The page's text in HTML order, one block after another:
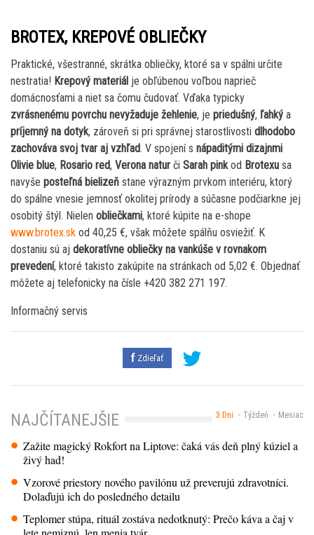
BROTEX, KREPOVÉ OBLIEČKY
Praktické, všestranné, skrátka obliečky, ktoré sa v spálni určite
nestratia! Krepový materiál je obľúbenou voľbou naprieč
domácnosťami a niet sa čomu čudovať. Vďaka typicky
zvrásnenému povrchu nevyžaduje žehlenie, je priedušný, ľahký a
príjemný na dotyk, zároveň si pri správnej starostlivosti dlhodobo
zachováva svoj tvar aj vzhľad. V spojení s nápaditými dizajnmi
Olivie blue, Rosario red, Verona natur či Sarah pink od Brotexu sa
navyše posteľná bielizeň stane výrazným prvkom interiéru, ktorý
do spálne vnesie jemnosť okolitej prírody a súčasne podčiarkne jej
osobitý štýl. Nielen obliečkami, ktoré kúpite na e-shope
www.brotex.sk od 40,25 €, však môžete spálňu osviežiť. K
dostaniu sú aj dekoratívne obliečky na vankúše v rovnakom
prevedení, ktoré takisto zakúpite na stránkach od 5,02 €. Objednať
môžete aj telefonicky na čísle +420 382 271 197.
Informačný servis
Zdieľať
3 Dni Týždeň Mesiac
NAJČÍTANEJŠIE
Zažite magický Rokfort na Liptove: čaká vás deň plný kúziel a
živý had!
Vzorové priestory nového pavilónu už preverujú zdravotníci.
Dolaďujú ich do posledného detailu
Teplomer stúpa, rituál zostáva nedotknutý: Prečo káva a čaj v